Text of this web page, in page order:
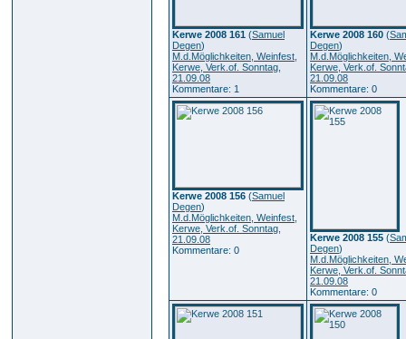
Kerwe 2008 161 (Samuel
Degen)
M.d.Möglichkeiten, Weinfest,
Kerwe, Verk.of. Sonntag,
21.09.08
Kommentare: 1
Kerwe 2008 160 (
Degen)
M.d.Möglichkeiten,
Kerwe, Verk.of.
21.09.08
Kommentare: 0
Kerwe 2008 156 (Samuel
Degen)
M.d.Möglichkeiten, Weinfest,
Kerwe, Verk.of. Sonntag,
21.09.08
Kommentare: 0
Kerwe 2008 155 (
Degen)
M.d.Möglichkeiten,
Kerwe, Verk.of.
21.09.08
Kommentare: 0